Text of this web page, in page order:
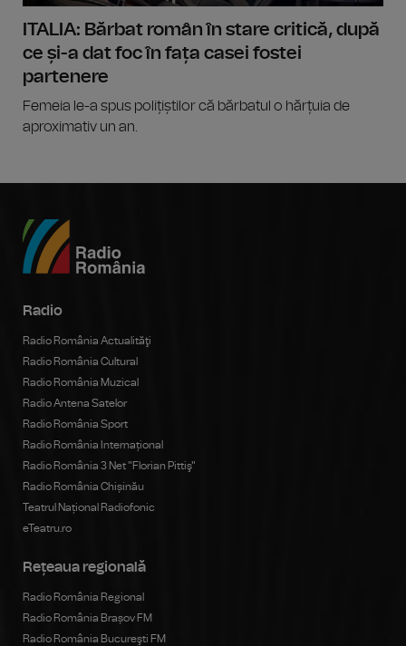
ITALIA: Bărbat român în stare critică, după
ce și-a dat foc în fața casei fostei
partenere
Femeia le-a spus polițiștilor că bărbatul o hărțuia de
aproximativ un an.
Radio
Radio România Actualităţi
Radio România Cultural
Radio România Muzical
Radio Antena Satelor
Radio România Sport
Radio România Internațional
Radio România 3 Net "Florian Pittiş"
Radio România Chișinău
Teatrul Național Radiofonic
eTeatru.ro
Rețeaua regională
Radio România Regional
Radio România Brașov FM
Radio România Bucureşti FM